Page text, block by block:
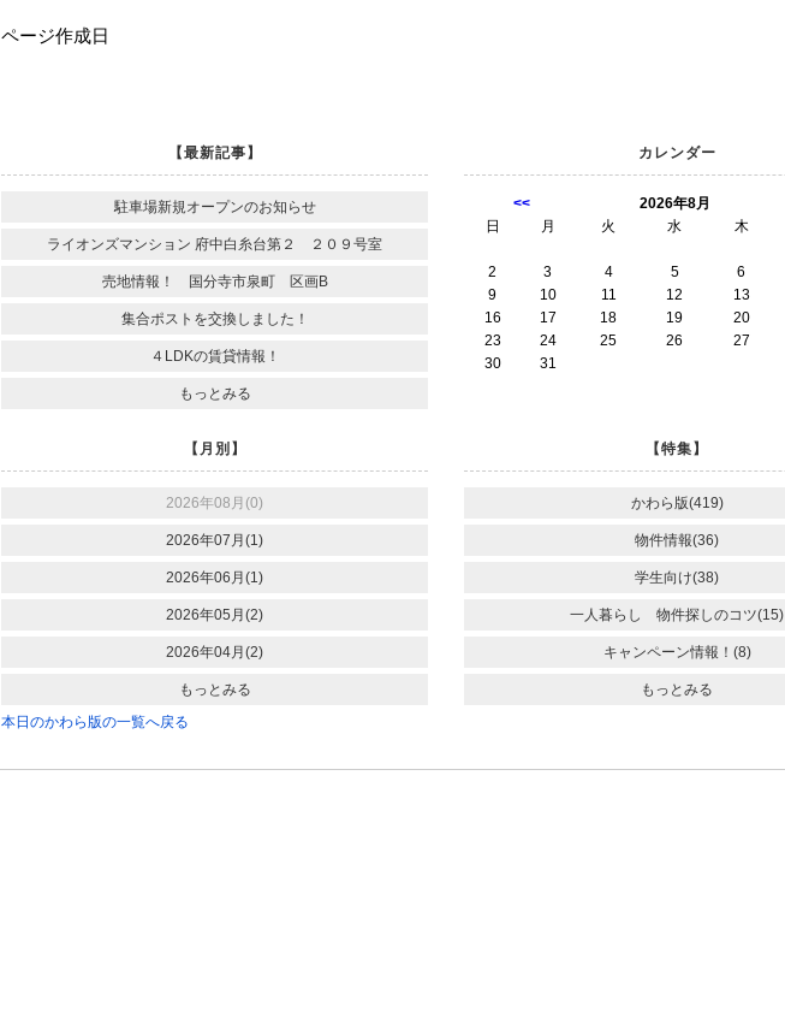
ページ作成日
【最新記事】
駐車場新規オープンのお知らせ
ライオンズマンション 府中白糸台第２ ２０９号室
売地情報！ 国分寺市泉町 区画B
集合ポストを交換しました！
４LDKの賃貸情報！
もっとみる
カレンダー
<<
2026年8月
日
月 火 水 木
2
3 4 5 6
9
10 11 12 13
16
17 18 19 20
23
24 25 26 27
30
31
【月別】
2026年08月(0)
2026年07月(1)
2026年06月(1)
2026年05月(2)
2026年04月(2)
もっとみる
【特集】
かわら版(419)
物件情報(36)
学生向け(38)
一人暮らし 物件探しのコツ(15)
キャンペーン情報！(8)
もっとみる
本日のかわら版の一覧へ戻る